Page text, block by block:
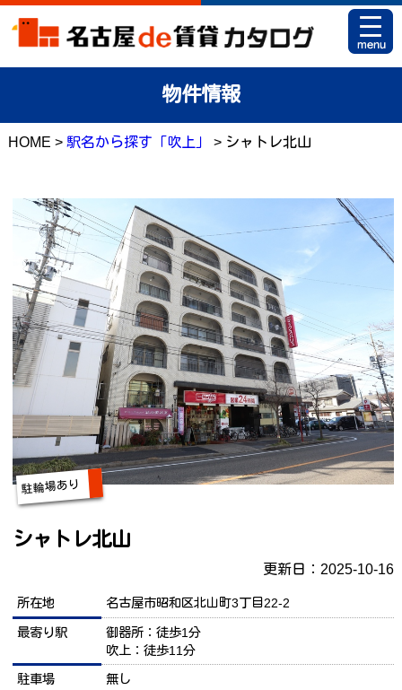
物件情報
HOME > 駅名から探す「吹上」 > シャトレ北山
駐輪場あり
シャトレ北山
更新日：2025-10-16
所在地 名古屋市昭和区北山町3丁目22-2
最寄り駅
御器所：徒歩1分
吹上：徒歩11分
駐車場
無し
駅名から探す
地図から探す
マイリスト
アパマンショップ 栄店
アパマンショップ 御器所店
お問い合せ